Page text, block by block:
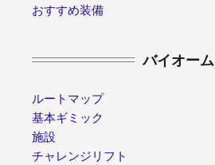
おすすめ装備
バイオーム
ルートマップ
基本ギミック
施設
チャレンジリフト